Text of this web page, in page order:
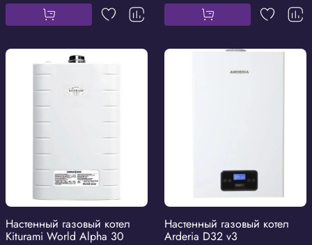
Настенный газовый котел
Kiturami World Alpha 30
Настенный газовый котел
Arderia D32 v3